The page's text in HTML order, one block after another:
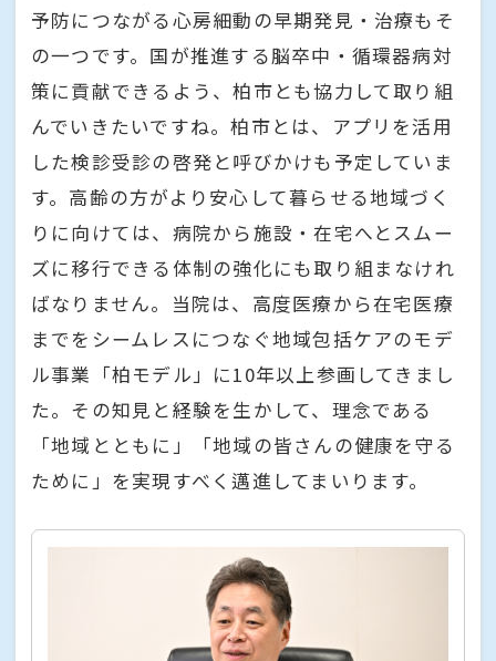
予防につながる心房細動の早期発見・治療もそ
の一つです。国が推進する脳卒中・循環器病対
策に貢献できるよう、柏市とも協力して取り組
んでいきたいですね。柏市とは、アプリを活用
した検診受診の啓発と呼びかけも予定していま
す。高齢の方がより安心して暮らせる地域づく
りに向けては、病院から施設・在宅へとスムー
ズに移行できる体制の強化にも取り組まなけれ
ばなりません。当院は、高度医療から在宅医療
までをシームレスにつなぐ地域包括ケアのモデ
ル事業「柏モデル」に10年以上参画してきまし
た。その知見と経験を生かして、理念である
「地域とともに」「地域の皆さんの健康を守る
ために」を実現すべく邁進してまいります。